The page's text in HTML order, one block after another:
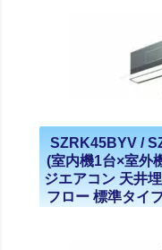
SZRK45BYV /
(室内機1台×室外
ジエアコン 天井
フロー 標準タイ